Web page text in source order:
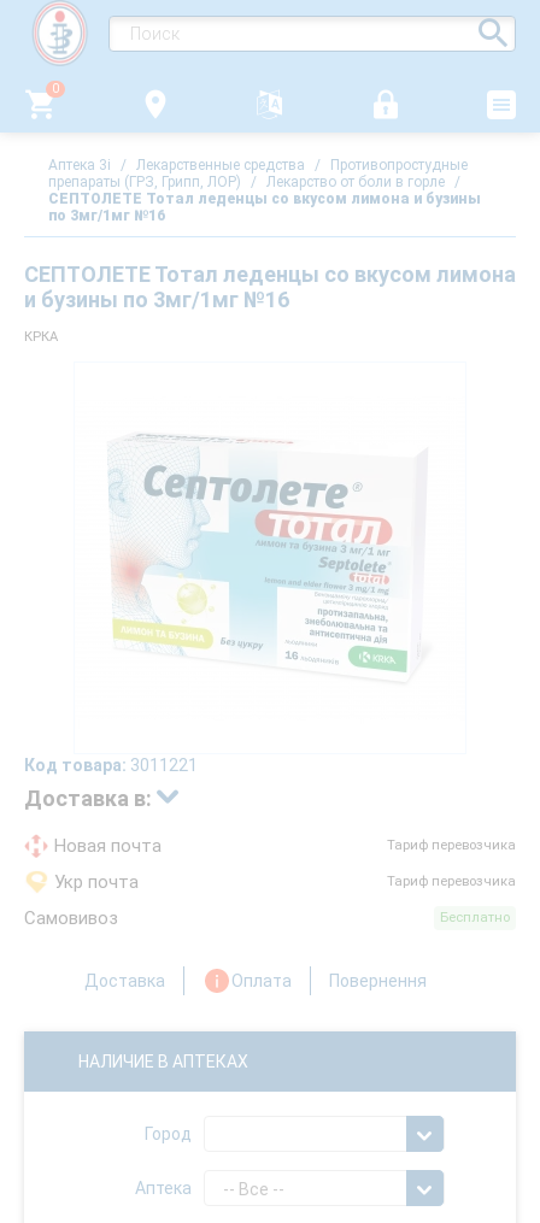
0
Аптека 3i / Лекарственные средства /
Противопростудные
препараты (ГРЗ, Грипп, ЛОР)
/ Лекарство от боли в горле /
СЕПТОЛЕТЕ Тотал леденцы со вкусом лимона и бузины
по 3мг/1мг №16
СЕПТОЛЕТЕ Тотал леденцы со вкусом лимона
и бузины по 3мг/1мг №16
КРКА
Код товара: 3011221
Доставка в:
Новая почта Тариф перевозчика
Укр почта Тариф перевозчика
Самовивоз Бесплатно
Доставка Оплата Повернення
НАЛИЧИЕ В АПТЕКАХ
Город
Аптека -- Все --